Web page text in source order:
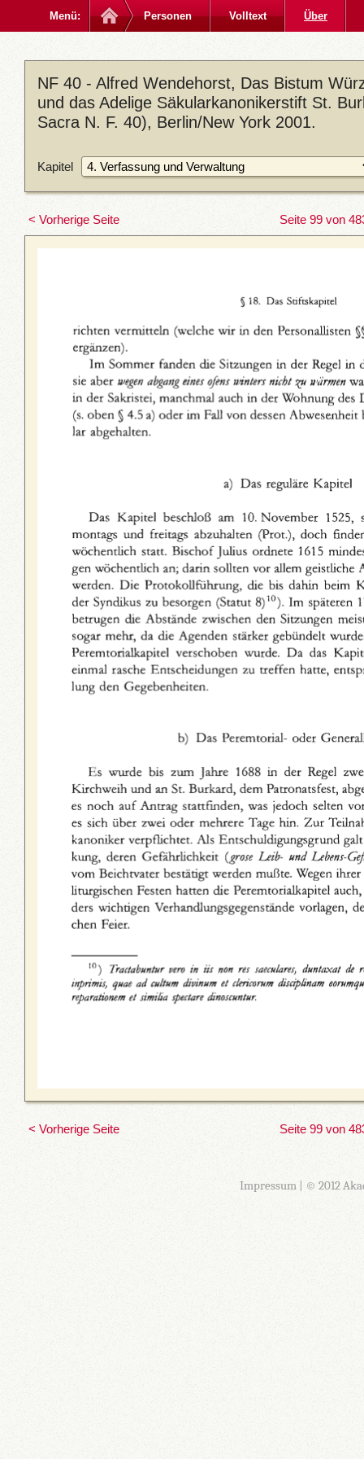
Menü: Personen Volltext Über
NF 40 - Alfred Wendehorst, Das Bistum
und das Adelige Säkularkanonikerstift St.
Sacra N. F. 40), Berlin/New York 2001.
Kapitel
< Vorherige Seite Seite 99 von
< Vorherige Seite Seite 99 von
Impressum| © 2012